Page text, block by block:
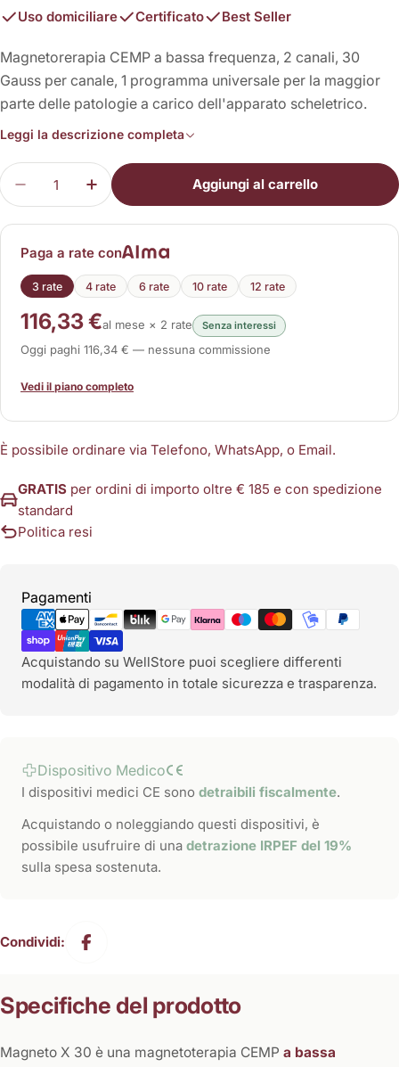
Uso domiciliare Certificato Best Seller
Magnetorerapia CEMP a bassa frequenza, 2 canali, 30
Gauss per canale, 1 programma universale per la maggior
parte delle patologie a carico dell'apparato scheletrico.
Leggi la descrizione completa
Quantità
Diminuisci la quantità per Magneto X 30
Aumenta la quantità per Magneto X 30
Aggiungi al carrello
Paga a rate con
3 rate 4 rate 6 rate 10 rate 12 rate
116,33 €al mese × 2 rate Senza interessi
Oggi paghi 116,34 € — nessuna commissione
Vedi il piano completo
È possibile ordinare via Telefono, WhatsApp, o Email.
GRATIS per ordini di importo oltre € 185 e con spedizione
standard
Politica resi
Pagamenti
Metodi
di
pagamento
Acquistando su WellStore puoi scegliere differenti
modalità di pagamento in totale sicurezza e trasparenza.
Dispositivo Medico
I dispositivi medici CE sono detraibili fiscalmente.
Acquistando o noleggiando questi dispositivi, è
possibile usufruire di una detrazione IRPEF del 19%
sulla spesa sostenuta.
Condividi:
Specifiche del prodotto
Magneto X 30 è una magnetoterapia CEMP a bassa